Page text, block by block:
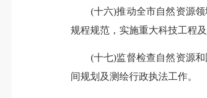
(十六)推动全市自然资源领
规程规范，实施重大科技工程
(十七)监督检查自然资源和
间规划及测绘行政执法工作。